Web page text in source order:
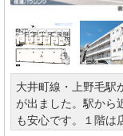
大井町線・上野毛駅
が出ました。駅から
も安心です。１階は